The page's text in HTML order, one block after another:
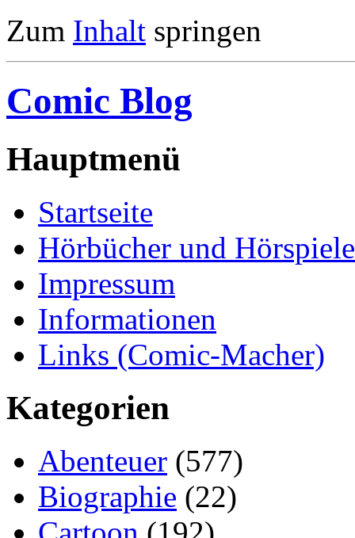
Zum Inhalt springen
Comic Blog
Hauptmenü
Startseite
Hörbücher und Hörspiele
Impressum
Informationen
Links (Comic-Macher)
Kategorien
Abenteuer (577)
Biographie (22)